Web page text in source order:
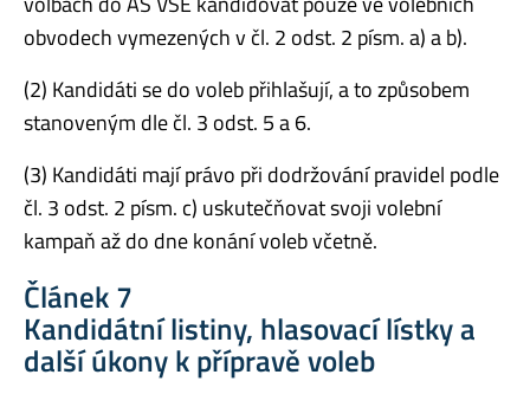
obvodech vymezených v čl. 2 odst. 2 písm. a) a b).
(2) Kandidáti se do voleb přihlašují, a to způsobem
stanoveným dle čl. 3 odst. 5 a 6.
(3) Kandidáti mají právo při dodržování pravidel podle
čl. 3 odst. 2 písm. c) uskutečňovat svoji volební
kampaň až do dne konání voleb včetně.
Článek 7
Kandidátní listiny, hlasovací lístky a
další úkony k přípravě voleb